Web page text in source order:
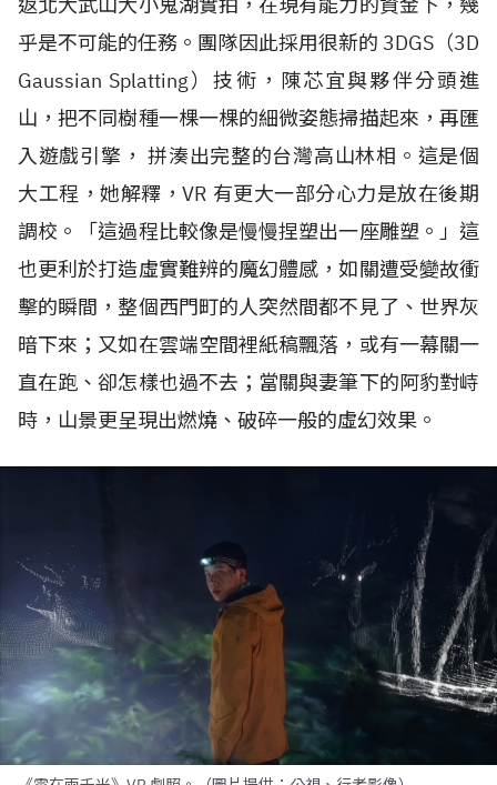
乎是不可能的任務。團隊因此採用很新的 3DGS（3D
Gaussian Splatting）技術，陳芯宜與夥伴分頭進
山，把不同樹種一棵一棵的細微姿態掃描起來，再匯
入遊戲引擎， 拼湊出完整的台灣高山林相。這是個
大工程，她解釋，VR 有更大一部分心力是放在後期
調校。「這過程比較像是慢慢捏塑出一座雕塑。」這
也更利於打造虛實難辨的魔幻體感，如關遭受變故衝
擊的瞬間，整個西門町的人突然間都不見了、世界灰
暗下來；又如在雲端空間裡紙稿飄落，或有一幕關一
直在跑、卻怎樣也過不去；當關與妻筆下的阿豹對峙
時，山景更呈現出燃燒、破碎一般的虛幻效果。